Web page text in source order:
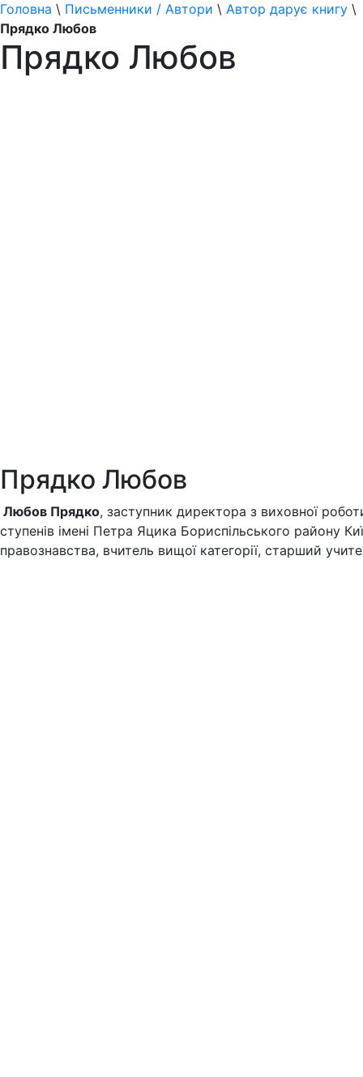
Головна \ Письменники / Автори \ Автор дарує книгу \
Прядко Любов
Прядко Любов
Прядко Любов
Любов Прядко, заступник директора з виховної
ступенів імені Петра Яцика Бориспільського району
правознавства, вчитель вищої категорії, старший